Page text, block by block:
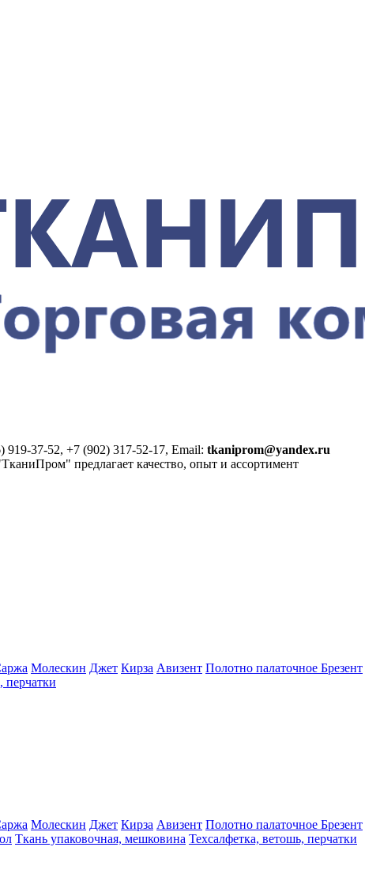
919-37-52, +7 (902) 317-52-17, Email: tkaniprom@yandex.ru
предлагает качество, опыт и ассортимент
Молескин Джет Кирза Авизент Полотно палаточное Брезент
перчатки
Молескин Джет Кирза Авизент Полотно палаточное Брезент
Ткань упаковочная, мешковина Техсалфетка, ветошь, перчатки